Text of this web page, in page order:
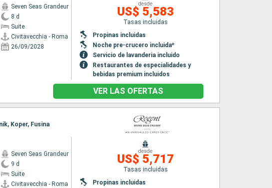
Seven Seas Grandeur
8 d
Suite
Civitavecchia - Roma
26/09/2028
desde
US$ 5,583
Tasas incluidas
Propinas incluidas
Noche pre-crucero incluida*
Servicio de lavanderia incluido
Restaurantes de especialidades y
bebidas premium incluidos
VER LAS OFERTAS
Koper, Fusina
Seven Seas Grandeur
9 d
Suite
Civitavecchia - Roma
desde
US$ 5,717
Tasas incluidas
Propinas incluidas